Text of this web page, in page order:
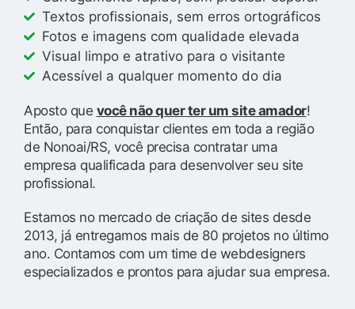
Textos profissionais, sem erros ortográficos
Fotos e imagens com qualidade elevada
Visual limpo e atrativo para o visitante
Acessível a qualquer momento do dia
Aposto que você não quer ter um site amador!
Então, para conquistar clientes em toda a região
de Nonoai/RS, você precisa contratar uma
empresa qualificada para desenvolver seu site
profissional.
Estamos no mercado de criação de sites desde
2013, já entregamos mais de 80 projetos no último
ano. Contamos com um time de webdesigners
especializados e prontos para ajudar sua empresa.